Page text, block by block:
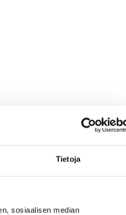
Tietoja
sosiaalisen median